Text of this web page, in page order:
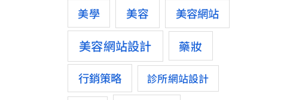
美學 美容 美容網站
美容網站設計 藥妝
行銷策略 診所網站設計